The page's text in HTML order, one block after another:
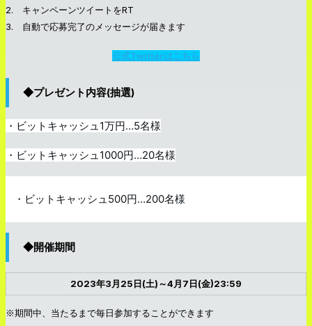
2. キャンペーンツイートをRT
3. 自動で応募完了のメッセージが届きます
公式Twitterはこちら
◆プレゼント内容(抽選)
・ビットキャッシュ1万円…5名様
・ビットキャッシュ1000円…20名様
・ビットキャッシュ500円…200名様
◆開催期間
2023年3月25日(土)～4月7日(金)23:59
※期間中、当たるまで毎日参加することができます